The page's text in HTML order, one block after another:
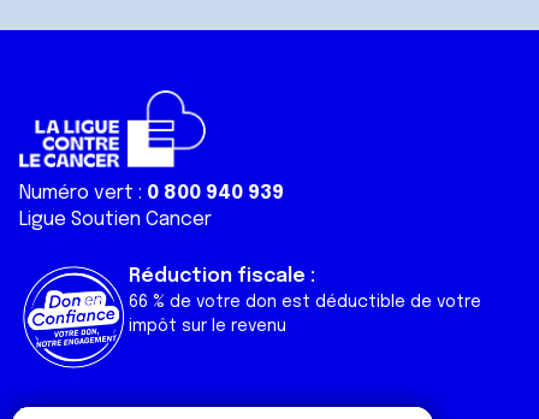
Numéro vert : 0 800 940 939
Ligue Soutien Cancer
Réduction fiscale :
66 % de votre don est déductible de votre
impôt sur le revenu